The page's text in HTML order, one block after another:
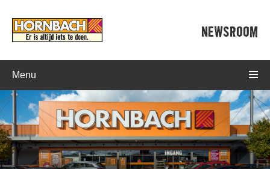
NEWSROOM
Menu